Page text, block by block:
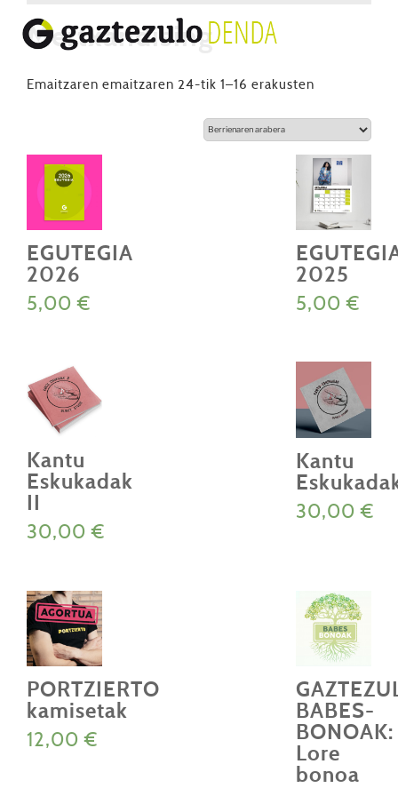
Mertxandising
Emaitzaren emaitzaren 24-tik 1–16 erakusten
EGUTEGIA
2026
5,00€
2025
5,00€
Kantu
Eskukadak
30,00€
Kantu
30,00€
PORTZIERTO
kamisetak
12,00€
BABES-
BONOAK:
Lore
bonoa